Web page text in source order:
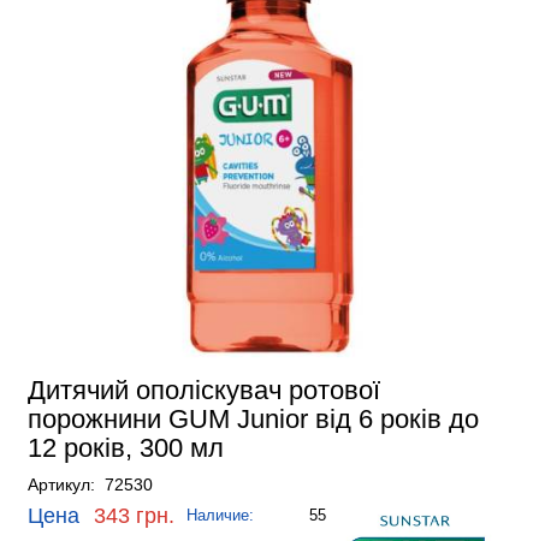
Дитячий ополіскувач ротової
порожнини GUM Junior від 6 років до
12 років, 300 мл
Артикул: 72530
Цена 343 грн. Наличие: 55